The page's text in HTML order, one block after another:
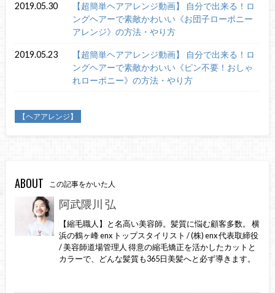
2019.05.30
【超簡単ヘアアレンジ動画】 自分で出来る！ロ
ングヘアーで素敵かわいい《お団子ローポニー
アレンジ》の方法・やり方
2019.05.23
【超簡単ヘアアレンジ動画】 自分で出来る！ロ
ングヘアーで素敵かわいい《ピン不要！おしゃ
れローポニー》の方法・やり方
【ヘアアレンジ】
ABOUT この記事をかいた人
阿武隈川 弘
【縮毛職人】と名高い美容師。髪質に悩む顧客多数。 横
浜の鶴ヶ峰 enx トップスタイリスト / (株) enx 代表取締役
/ 美容師道場管理人 得意の縮毛矯正を活かしたカットと
カラーで、どんな髪質も365日美髪へと必ず導きます。